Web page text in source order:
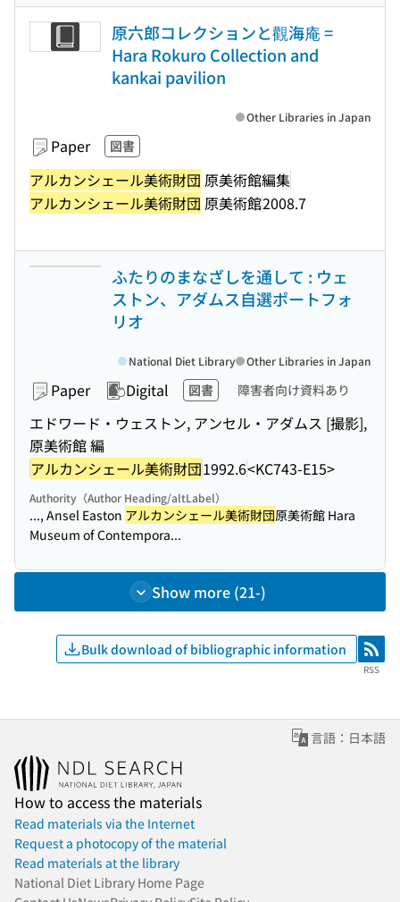
原六郎コレクションと觀海庵 =
Hara Rokuro Collection and
kankai pavilion
Paper 図書
アルカンシェール美術財団 原美術館編集
アルカンシェール美術財団 原美術館2008.7
Other Libraries in Japan
ふたりのまなざしを通して : ウェ
ストン、アダムス自選ポートフォ
リオ
Paper Digital 図書 障害者向け資料あり
エドワード・ウェストン, アンセル・アダムス [撮影],
原美術館 編
アルカンシェール美術財団1992.6<KC743-E15>
National Diet Library Other Libraries in Japan
Authority（Author Heading/altLabel）
..., Ansel Easton アルカンシェール美術財団原美術館 Hara
Museum of Contempora...
Show more (21-)
Bulk download of bibliographic information RSS
RSS
言語：日本語
How to access the materials
Read materials via the Internet
Request a photocopy of the material
Read materials at the library
National Diet Library Home Page